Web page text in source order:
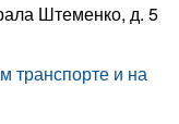
Штеменко, д. 5
транспорте и на